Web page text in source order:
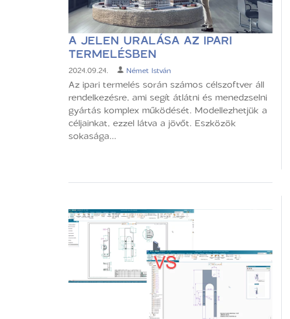
A JELEN URALÁSA AZ IPARI
TERMELÉSBEN
2024.09.24. Német István
Az ipari termelés során számos célszoftver áll
rendelkezésre, ami segít átlátni és menedzselni
gyártás komplex működését. Modellezhetjük a
céljainkat, ezzel látva a jövőt. Eszközök
sokasága...